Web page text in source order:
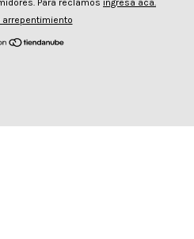
Para reclamos ingresá acá.
arrepentimiento